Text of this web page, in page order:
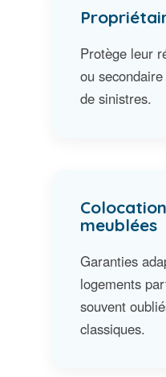
Protège leur
ou
de sinistres.
meublées
Garanties
logements
souvent
classiques.